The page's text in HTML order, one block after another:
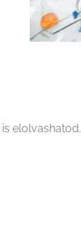
is elolvashatod.